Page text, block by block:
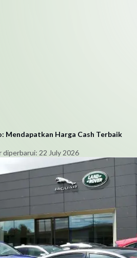
Mendapatkan Harga Cash Terbaik
diperbarui: 22 July 2026